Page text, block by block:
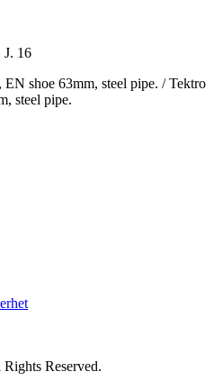
16
shoe 63mm, steel pipe. / Tektro
steel pipe.
Reserved.